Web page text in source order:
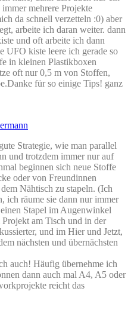
mehrere Projekte
da schnell verzetteln :0) aber
arbeite ich daran weiter. dann
und oft arbeite ich dann
UFO kiste leere ich gerade so
in kleinen Plastikboxen
oft nur 0,5 m von Stoffen,
für so einige Tips! ganz
Strategie, wie man parallel
und trotzdem immer nur auf
beginnen sich neue Stoffe
oder von Freundinnen
Nähtisch zu stapeln. (Ich
ich räume sie dann nur immer
Stapel im Augenwinkel
am Tisch und in der
und im Hier und Jetzt,
nächsten und übernächsten
auch! Häufig übernehme ich
dann auch mal A4, A5 oder
reicht das